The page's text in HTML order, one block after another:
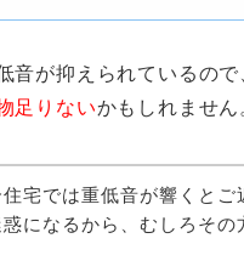
音が抑えられているので
足りないかもしれません
宅では重低音が響くとご
になるから、むしろその